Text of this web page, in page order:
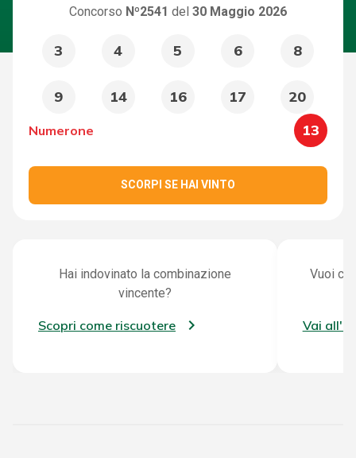
Concorso Nº2541 del 30 Maggio 2026
3 4 5 6 8
9 14 16 17 20
Numerone 13
SCORPI SE HAI VINTO
Hai indovinato la combinazione
vincente?
Scopri come riscuotere
Vuoi
Vai